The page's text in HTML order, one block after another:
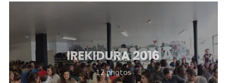
IREKIDURA 2016
12 photos